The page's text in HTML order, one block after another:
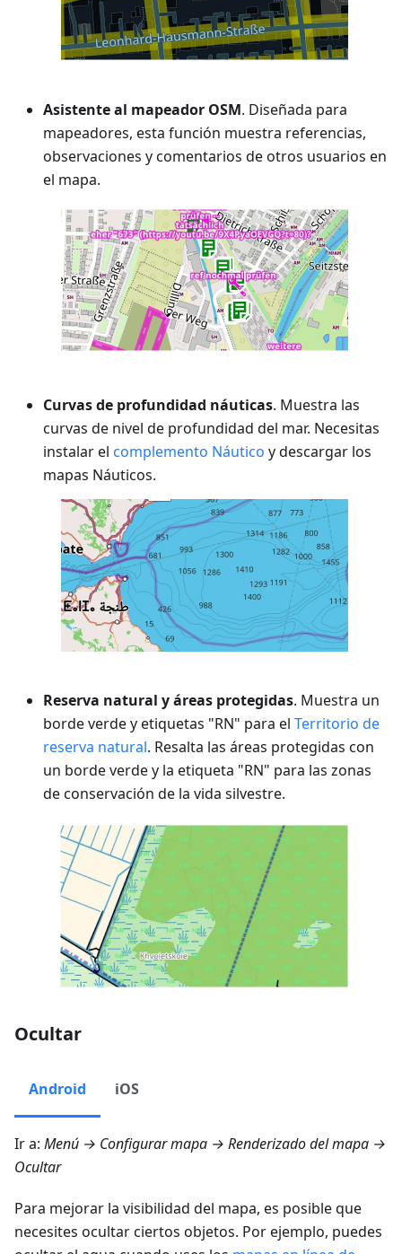
Asistente al mapeador OSM. Diseñada para
mapeadores, esta función muestra referencias,
observaciones y comentarios de otros usuarios en
el mapa.
Curvas de profundidad náuticas. Muestra las
curvas de nivel de profundidad del mar. Necesitas
instalar el complemento Náutico y descargar los
mapas Náuticos.
Reserva natural y áreas protegidas. Muestra un
borde verde y etiquetas "RN" para el Territorio de
reserva natural. Resalta las áreas protegidas con
un borde verde y la etiqueta "RN" para las zonas
de conservación de la vida silvestre.
Ocultar
Android iOS
Ir a: Menú → Configurar mapa → Renderizado del mapa →
Ocultar
Para mejorar la visibilidad del mapa, es posible que
necesites ocultar ciertos objetos. Por ejemplo, puedes